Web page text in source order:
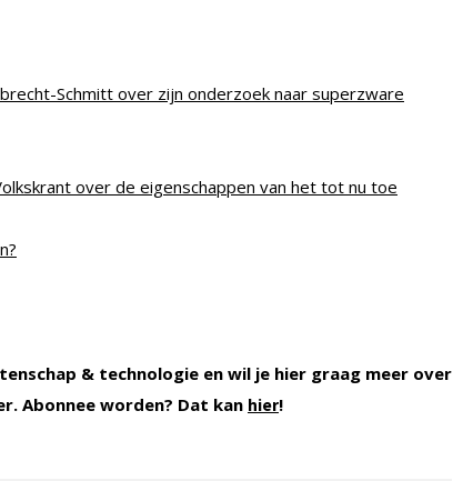
Schmitt over zijn onderzoek naar superzware
over de eigenschappen van het tot nu toe
& technologie en wil je hier graag meer over
Abonnee worden? Dat kan hier!